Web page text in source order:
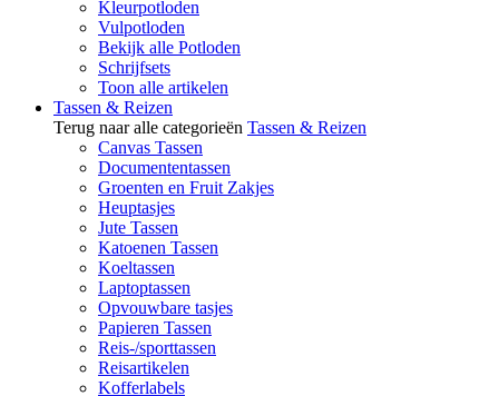
Kleurpotloden
Vulpotloden
Bekijk alle Potloden
Schrijfsets
Toon alle artikelen
Tassen & Reizen
Terug naar alle categorieën Tassen & Reizen
Canvas Tassen
Documententassen
Groenten en Fruit Zakjes
Heuptasjes
Jute Tassen
Katoenen Tassen
Koeltassen
Laptoptassen
Opvouwbare tasjes
Papieren Tassen
Reis-/sporttassen
Reisartikelen
Kofferlabels